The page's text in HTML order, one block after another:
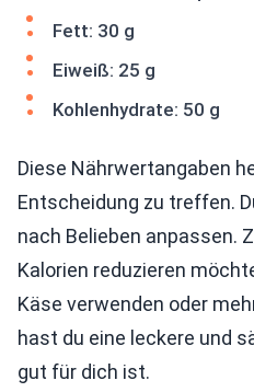
Fett: 30 g
Eiweiß: 25 g
Kohlenhydrate: 50 g
Diese Nährwertangaben
Entscheidung zu treffen.
nach Belieben anpassen.
Kalorien reduzieren
Käse verwenden oder
hast du eine leckere und
gut für dich ist.